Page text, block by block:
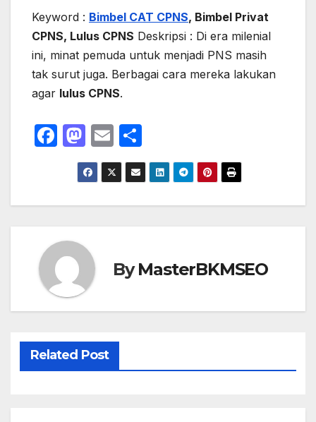
Keyword : Bimbel CAT CPNS, Bimbel Privat
CPNS, Lulus CPNS Deskripsi : Di era milenial
ini, minat pemuda untuk menjadi PNS masih
tak surut juga. Berbagai cara mereka lakukan
agar lulus CPNS.
F
e
o
o
k
M
a
st
o
o
n
E
m
ail
h
ar
e
ByMasterBKMSEO
Related Post